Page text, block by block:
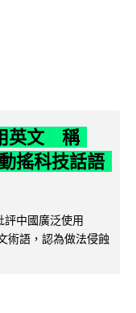
英文 稱
搖科技話語
評中國廣泛使用
術語，認為做法侵蝕